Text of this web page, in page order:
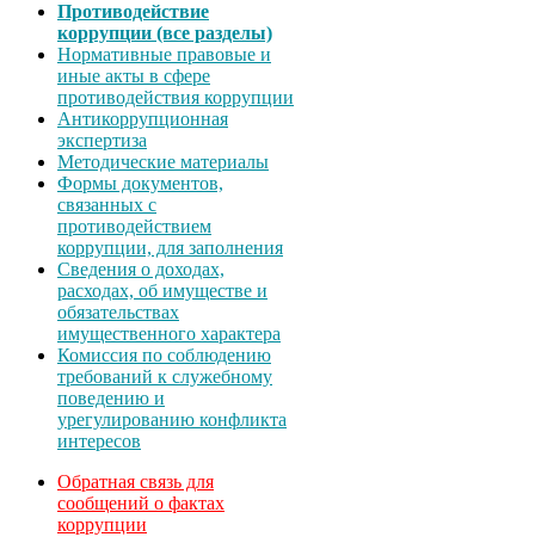
Противодействие
коррупции (все разделы)
Нормативные правовые и
иные акты в сфере
противодействия коррупции
Антикоррупционная
экспертиза
Методические материалы
Формы документов,
связанных с
противодействием
коррупции, для заполнения
Сведения о доходах,
расходах, об имуществе и
обязательствах
имущественного характера
Комиссия по соблюдению
требований к служебному
поведению и
урегулированию конфликта
интересов
Обратная связь для
сообщений о фактах
коррупции